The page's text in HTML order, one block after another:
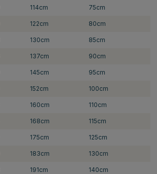
114cm 75cm
122cm 80cm
130cm 85cm
137cm 90cm
145cm 95cm
152cm 100cm
160cm 110cm
168cm 115cm
175cm 125cm
183cm 130cm
191cm 140cm